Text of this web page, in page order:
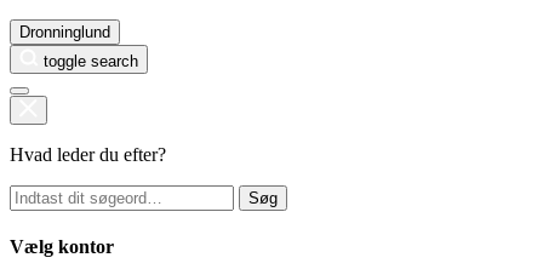
Dronninglund
toggle search
Hvad leder du efter?
Søg
Vælg kontor